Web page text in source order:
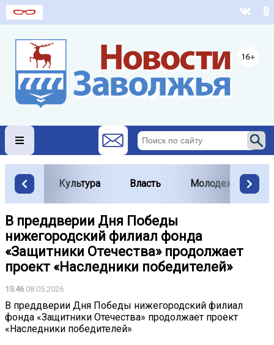
Культура Власть Молодежь
В преддверии Дня Победы
нижегородский филиал фонда
«Защитники Отечества» продолжает
проект «Наследники победителей»
15:4608.05.2026
В преддверии Дня Победы нижегородский филиал
фонда «Защитники Отечества» продолжает проект
«Наследники победителей»